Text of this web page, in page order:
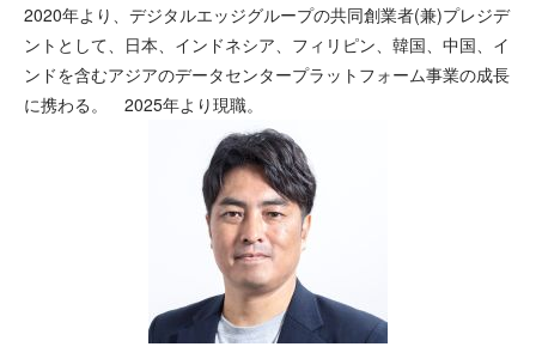
2020年より、デジタルエッジグループの共同創業者(兼)プレジデ
ントとして、日本、インドネシア、フィリピン、韓国、中国、イ
ンドを含むアジアのデータセンタープラットフォーム事業の成長
に携わる。 2025年より現職。